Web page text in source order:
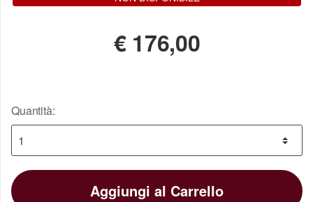
€ 176,00
Quantità:
Aggiungi al Carrello